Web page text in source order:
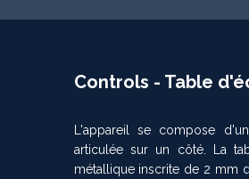
Controls - Table
L'appareil se compose
articulée sur un côté. La
métallique inscrite de 2 mm